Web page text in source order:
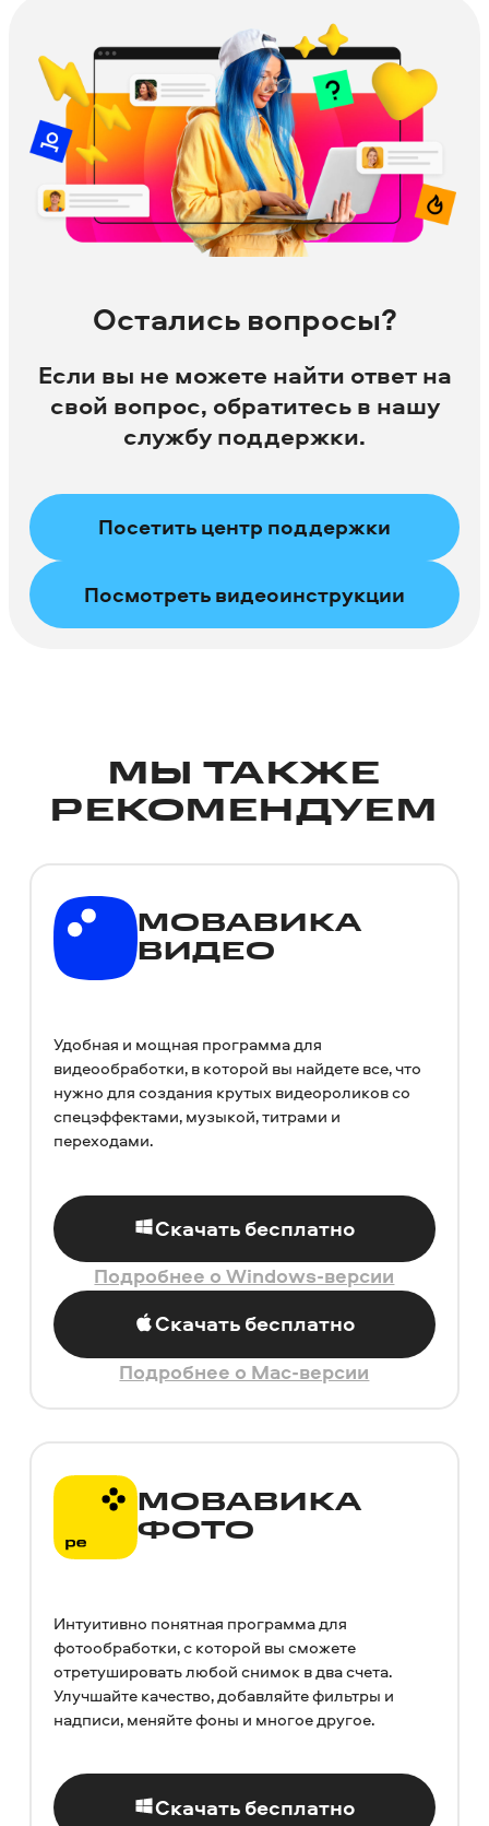
Остались вопросы?
Если вы не можете найти ответ на
свой вопрос, обратитесь в нашу
службу поддержки.
Посетить центр поддержки
Посмотреть видео­инструкции
МЫ ТАКЖЕ
РЕКОМЕНДУЕМ
МОВАВИКА
ВИДЕО
Удобная и мощная программа для
видеообработки, в которой вы найдете все, что
нужно для создания крутых видеороликов со
спецэффектами, музыкой, титрами и
переходами.
Скачать бесплатно
Подробнее о Windows-версии
Скачать бесплатно
Подробнее о Mac-версии
МОВАВИКА
ФОТО
Интуитивно понятная программа для
фотообработки, с которой вы сможете
отретушировать любой снимок в два счета.
Улучшайте качество, добавляйте фильтры и
надписи, меняйте фоны и многое другое.
Скачать бесплатно